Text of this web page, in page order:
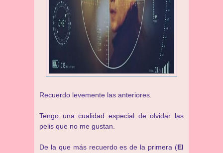
Recuerdo levemente las anteriores.
Tengo una cualidad especial de olvidar las
pelis que no me gustan.
De la que más recuerdo es de la primera (El